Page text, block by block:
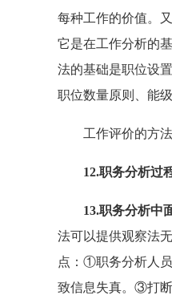
每种工作的价值。
它是在工作分析的
法的基础是职位设
职位数量原则、能级
工作评价的方法
12.职务分析过
13.职务分析中
法可以提供观察法
点：①职务分析人
致信息失真。③打